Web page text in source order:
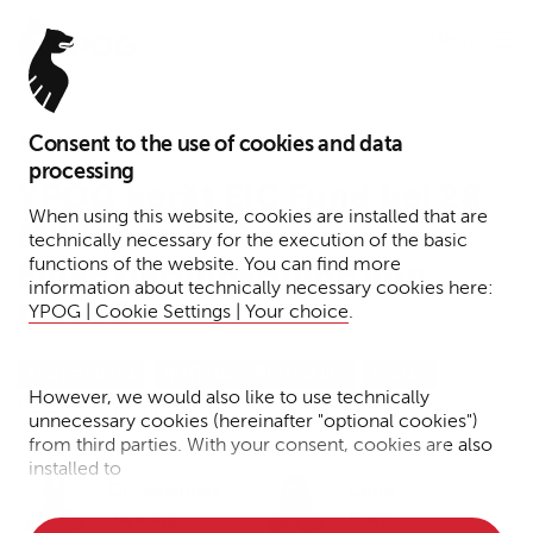
Consent to the use of cookies and data
processing
When using this website, cookies are installed that are
technically necessary for the execution of the basic
functions of the website. You can find more
information about technically necessary cookies here:
YPOG | Cookie Settings | Your choice.
However, we would also like to use technically
unnecessary cookies (hereinafter "optional cookies")
from third parties. With your consent, cookies are also
installed to
11. Mai 2026
Millionen EUR
Finanzierungsrunde von
LiveEO
Lesezeit: 1 Minute
Janning
Franke